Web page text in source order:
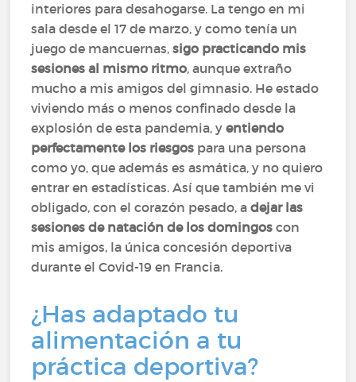
interiores para desahogarse. La tengo en mi
sala desde el 17 de marzo, y como tenía un
juego de mancuernas,sigo practicando mis
sesiones al mismo ritmo, aunque extraño
mucho a mis amigos del gimnasio. He estado
viviendo más o menos confinado desde la
explosión de esta pandemia, yentiendo
perfectamente los riesgos para una persona
como yo, que además es asmática, y no quiero
entrar en estadísticas. Así que también me vi
obligado, con el corazón pesado, adejar las
sesiones de natación de los domingos con
mis amigos, la única concesión deportiva
durante el Covid-19 en Francia.
¿Has adaptado tu
alimentación a tu
práctica deportiva?